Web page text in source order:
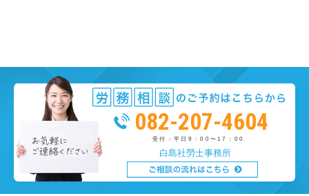
082-207-4604
受付：平日9：00〜17：00
白島社勞士事務所